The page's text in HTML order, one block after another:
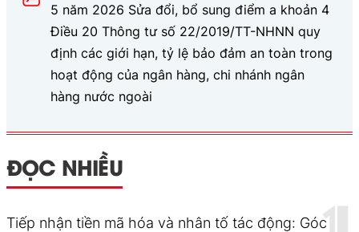
5 năm 2026 Sửa đổi, bổ sung điểm a khoản 4
Điều 20 Thông tư số 22/2019/TT-NHNN quy
định các giới hạn, tỷ lệ bảo đảm an toàn trong
hoạt động của ngân hàng, chi nhánh ngân
hàng nước ngoài
ĐỌC NHIỀU
Tiếp nhận tiền mã hóa và nhân tố tác động: Góc